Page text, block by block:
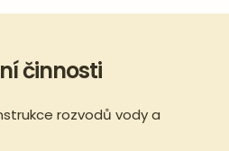
činnosti
rozvodů vody a